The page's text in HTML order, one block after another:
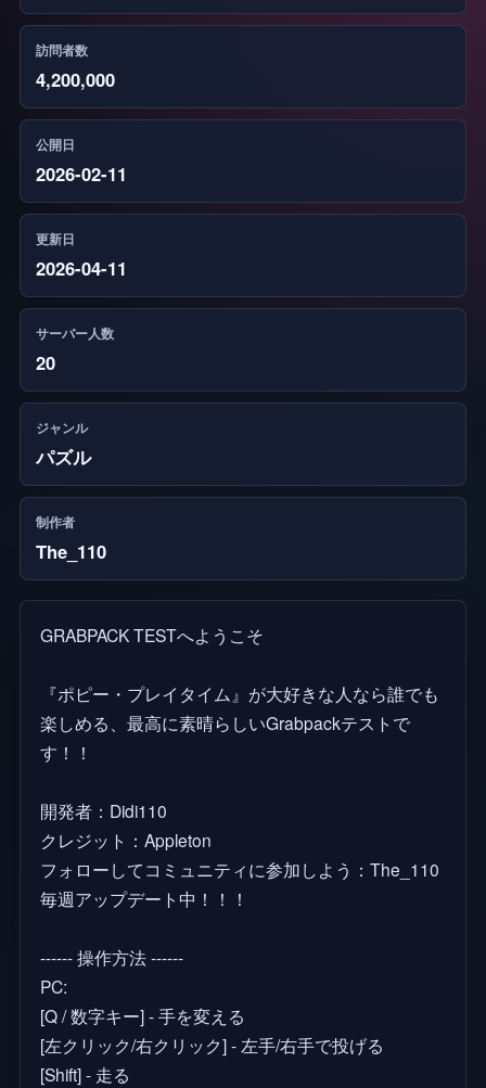
訪問者数
4,200,000
公開日
2026-02-11
更新日
2026-04-11
サーバー人数
20
ジャンル
パズル
制作者
The_110
GRABPACK TESTへようこそ
『ポピー・プレイタイム』が大好きな人なら誰でも
楽しめる、最高に素晴らしいGrabpackテストで
す！！
開発者：Didi110
クレジット：Appleton
フォローしてコミュニティに参加しよう：The_110
毎週アップデート中！！！
------ 操作方法 ------
PC:
[Q / 数字キー] - 手を変える
[左クリック/右クリック] - 左手/右手で投げる
[Shift] - 走る